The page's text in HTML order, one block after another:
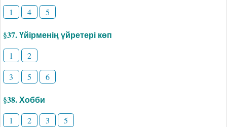
1 4 5
§37. Үйірменің үйретері көп
1
2
3
5 6
§38. Хобби
1 2 3 5